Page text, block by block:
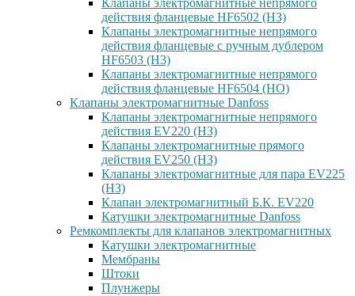
Клапаны электромагнитные непрямого
действия фланцевые HF6502 (НЗ)
Клапаны электромагнитные непрямого
действия фланцевые с ручным дублером
HF6503 (Н3)
Клапаны электромагнитные непрямого
действия фланцевые HF6504 (НО)
Клапаны электромагнитные Danfoss
Клапаны электромагнитные непрямого
действия EV220 (НЗ)
Клапаны электромагнитные прямого
действия EV250 (НЗ)
Клапаны электромагнитные для пара EV225
(НЗ)
Клапан электромагнитный Б.К. EV220
Катушки электромагнитные Danfoss
Ремкомплекты для клапанов электромагнитных
Катушки электромагнитные
Мембраны
Штоки
Плунжеры